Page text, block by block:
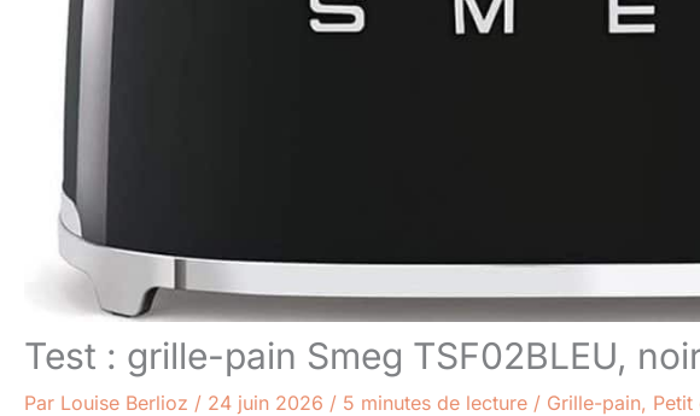
Test : grille-pain Smeg TSF02BLEU,
Par Louise Berlioz / 24 juin 2026 / 5 minutes de lecture / Grille-pain, Petit